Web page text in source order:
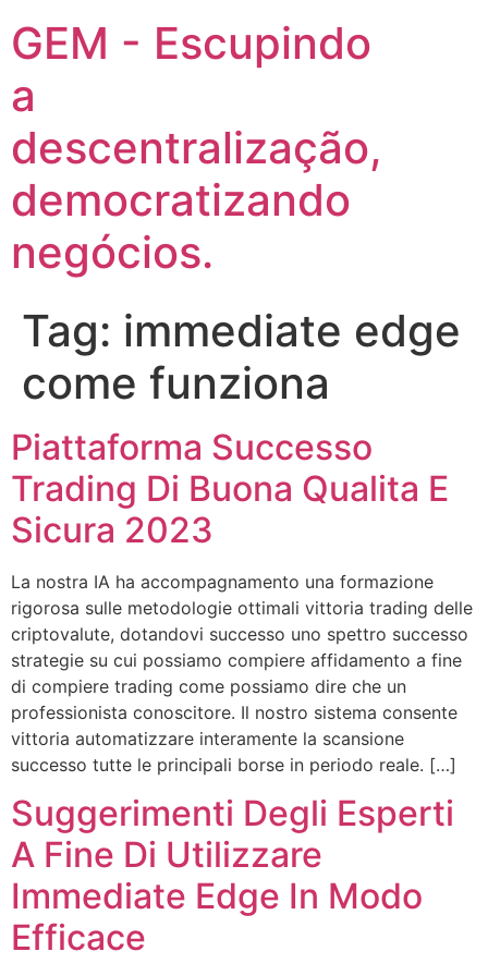
GEM - Escupindo
a
descentralização,
democratizando
negócios.
Tag: immediate edge
come funziona
Piattaforma Successo
Trading Di Buona Qualita E
Sicura 2023
La nostra IA ha accompagnamento una formazione
rigorosa sulle metodologie ottimali vittoria trading delle
criptovalute, dotandovi successo uno spettro successo
strategie su cui possiamo compiere affidamento a fine
di compiere trading come possiamo dire che un
professionista conoscitore. Il nostro sistema consente
vittoria automatizzare interamente la scansione
successo tutte le principali borse in periodo reale. […]
Suggerimenti Degli Esperti
A Fine Di Utilizzare
Immediate Edge In Modo
Efficace